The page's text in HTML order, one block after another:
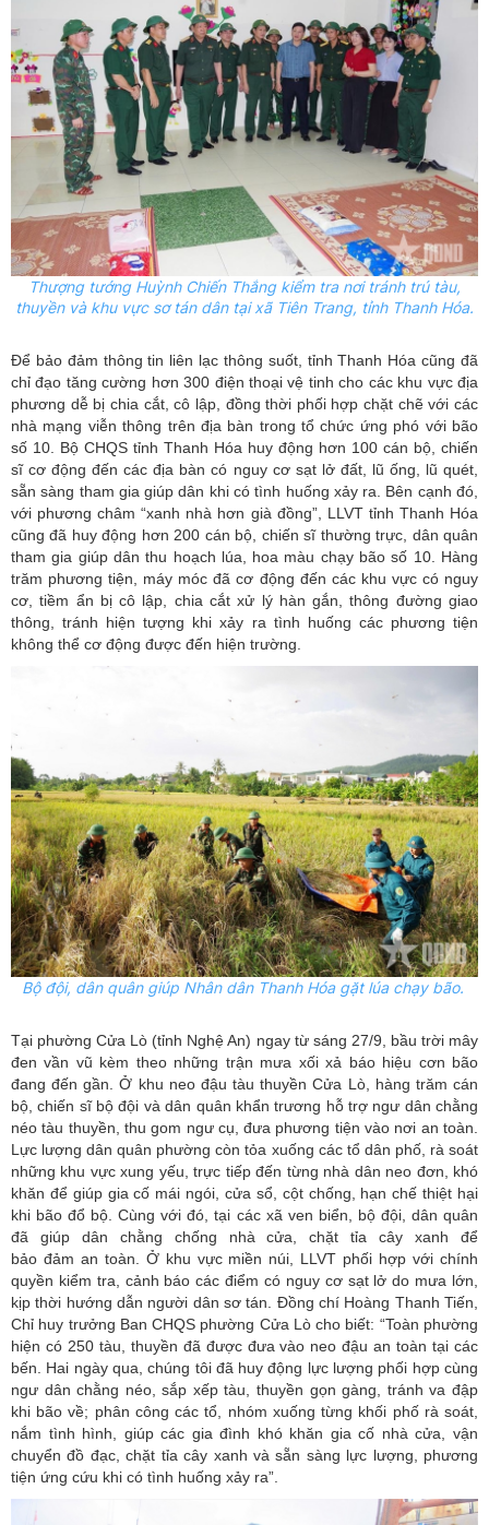
Thượng tướng Huỳnh Chiến Thắng kiểm tra nơi tránh trú tàu,
thuyền và khu vực sơ tán dân tại xã Tiên Trang, tỉnh Thanh Hóa.
Để bảo đảm thông tin liên lạc thông suốt, tỉnh Thanh Hóa cũng đã
chỉ đạo tăng cường hơn 300 điện thoại vệ tinh cho các khu vực địa
phương dễ bị chia cắt, cô lập, đồng thời phối hợp chặt chẽ với các
nhà mạng viễn thông trên địa bàn trong tổ chức ứng phó với bão
số 10. Bộ CHQS tỉnh Thanh Hóa huy động hơn 100 cán bộ, chiến
sĩ cơ động đến các địa bàn có nguy cơ sạt lở đất, lũ ống, lũ quét,
sẵn sàng tham gia giúp dân khi có tình huống xảy ra. Bên cạnh đó,
với phương châm “xanh nhà hơn già đồng”, LLVT tỉnh Thanh Hóa
cũng đã huy động hơn 200 cán bộ, chiến sĩ thường trực, dân quân
tham gia giúp dân thu hoạch lúa, hoa màu chạy bão số 10. Hàng
trăm phương tiện, máy móc đã cơ động đến các khu vực có nguy
cơ, tiềm ẩn bị cô lập, chia cắt xử lý hàn gắn, thông đường giao
thông, tránh hiện tượng khi xảy ra tình huống các phương tiện
không thể cơ động được đến hiện trường.
Bộ đội, dân quân giúp Nhân dân Thanh Hóa gặt lúa chạy bão.
Tại phường Cửa Lò (tỉnh Nghệ An) ngay từ sáng 27/9, bầu trời mây
đen vần vũ kèm theo những trận mưa xối xả báo hiệu cơn bão
đang đến gần. Ở khu neo đậu tàu thuyền Cửa Lò, hàng trăm cán
bộ, chiến sĩ bộ đội và dân quân khẩn trương hỗ trợ ngư dân chằng
néo tàu thuyền, thu gom ngư cụ, đưa phương tiện vào nơi an toàn.
Lực lượng dân quân phường còn tỏa xuống các tổ dân phố, rà soát
những khu vực xung yếu, trực tiếp đến từng nhà dân neo đơn, khó
khăn để giúp gia cố mái ngói, cửa sổ, cột chống, hạn chế thiệt hại
khi bão đổ bộ. Cùng với đó, tại các xã ven biển, bộ đội, dân quân
đã giúp dân chằng chống nhà cửa, chặt tỉa cây xanh để
bảo đảm an toàn. Ở khu vực miền núi, LLVT phối hợp với chính
quyền kiểm tra, cảnh báo các điểm có nguy cơ sạt lở do mưa lớn,
kịp thời hướng dẫn người dân sơ tán. Đồng chí Hoàng Thanh Tiến,
Chỉ huy trưởng Ban CHQS phường Cửa Lò cho biết: “Toàn phường
hiện có 250 tàu, thuyền đã được đưa vào neo đậu an toàn tại các
bến. Hai ngày qua, chúng tôi đã huy động lực lượng phối hợp cùng
ngư dân chằng néo, sắp xếp tàu, thuyền gọn gàng, tránh va đập
khi bão về; phân công các tổ, nhóm xuống từng khối phố rà soát,
nắm tình hình, giúp các gia đình khó khăn gia cố nhà cửa, vận
chuyển đồ đạc, chặt tỉa cây xanh và sẵn sàng lực lượng, phương
tiện ứng cứu khi có tình huống xảy ra”.